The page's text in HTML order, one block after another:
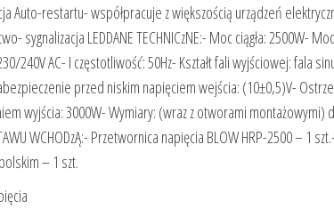
Auto-restartu- współpracuje z większością urządzeń
sygnalizacja LEDDANE TECHNICzNE:- Moc ciągła: 2500W-
240V AC- I częstotliwość: 50Hz- Kształt fali wyjściowej: fala
przed niskim napięciem wejścia: (10±0,5)V-
wyjścia: 3000W- Wymiary: (wraz z otworami montażowymi)
WCHODzĄ:- Przetwornica napięcia BLOW HRP-2500 – 1
– 1 szt.